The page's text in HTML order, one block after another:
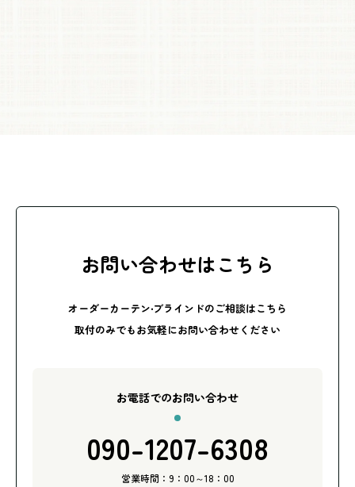
お問い合わせはこちら
オーダーカーテン‧ブラインドのご相談はこちら
取付のみでもお気軽にお問い合わせください
お電話でのお問い合わせ
090-1207-6308
営業時間：9：00～18：00